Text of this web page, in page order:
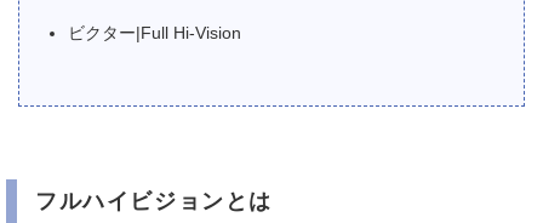
ビクター|Full Hi-Vision
フルハイビジョンとは